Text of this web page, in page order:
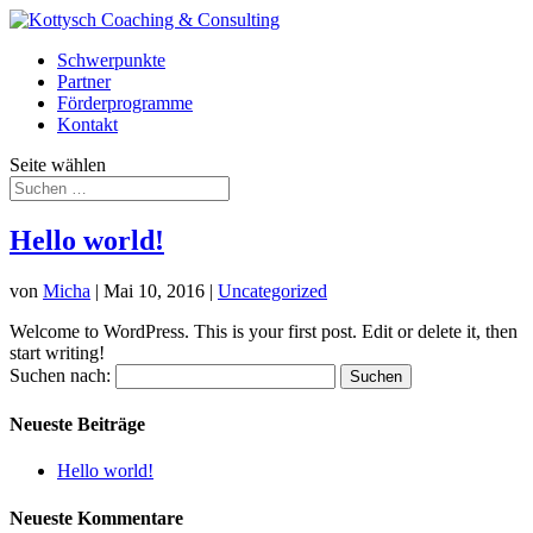
Schwerpunkte
Partner
Förderprogramme
Kontakt
Seite wählen
Hello world!
von Micha | Mai 10, 2016 | Uncategorized
Welcome to WordPress. This is your first post. Edit or delete it, then
start writing!
Suchen nach:
Neueste Beiträge
Hello world!
Neueste Kommentare